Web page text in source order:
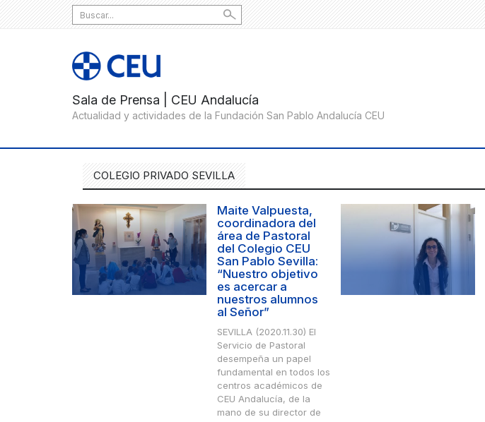
Search
for:
COLEGIO PRIVADO SEVILLA
Maite Valpuesta,
coordinadora del
área de Pastoral
del Colegio CEU
San Pablo Sevilla:
“Nuestro objetivo
es acercar a
nuestros alumnos
al Señor”
SEVILLA (2020.11.30) El
Servicio de Pastoral
desempeña un papel
fundamental en todos los
centros académicos de
CEU Andalucía, de la
mano de su director de